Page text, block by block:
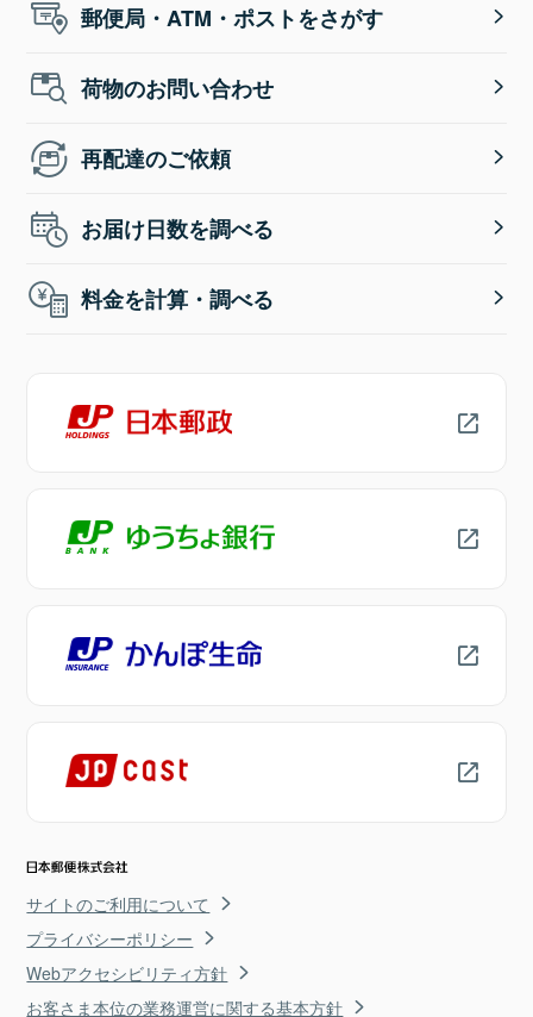
郵便局・ATM・ポストをさがす
荷物のお問い合わせ
再配達のご依頼
お届け日数を調べる
料金を計算・調べる
サイトのご利用について
プライバシーポリシー
Webアクセシビリティ方針
お客さま本位の業務運営に関する基本方針